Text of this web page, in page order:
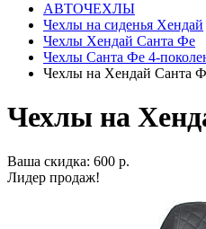
АВТОЧЕХЛЫ
Чехлы на сиденья Хендай
Чехлы Хендай Санта Фе
Чехлы Санта Фе 4-
Чехлы на Хендай Санта
Чехлы на
Ваша скидка: 600 р.
Лидер продаж!